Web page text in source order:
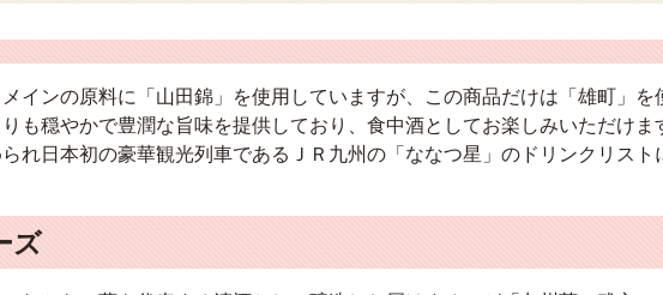
インの原料に「山田錦」を使用していますが、この商品だけは「雄町」
も穏やかで豊潤な旨味を提供しており、食中酒としてお楽しみいただけま
れ日本初の豪華観光列車であるＪＲ九州の「ななつ星」のドリンクリス
ズ